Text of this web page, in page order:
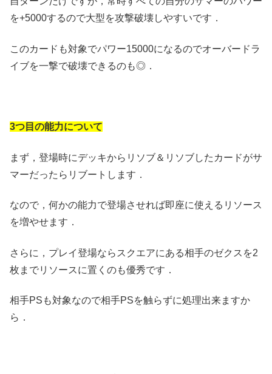
を+5000するので大型を攻撃破壊しやすいです．
このカードも対象でパワー15000になるのでオーバードラ
イブを一撃で破壊できるのも◎．
3つ目の能力について
まず，登場時にデッキからリソブ＆リソブしたカードがサ
マーだったらリブートします．
なので，何かの能力で登場させれば即座に使えるリソース
を増やせます．
さらに，プレイ登場ならスクエアにある相手のゼクスを2
枚までリソースに置くのも優秀です．
相手PSも対象なので相手PSを触らずに処理出来ますか
ら．